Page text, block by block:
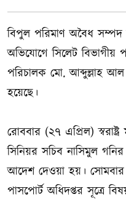
বিপুল পরিমাণ অবৈধ
অভিযোগে সিলেট বিভাগীয়
পরিচালক মো. আব্দুল্লাহ
হয়েছে।
রোববার (২৭ এপ্রিল) স্বরাষ্ট্র
সিনিয়র সচিব নাসিমুল
আদেশ দেওয়া হয়। সোমবার
পাসপোর্ট অধিদপ্তর সূত্রে